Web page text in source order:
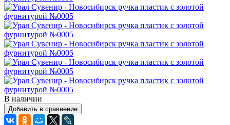
В наличии
Добавить в сравнение